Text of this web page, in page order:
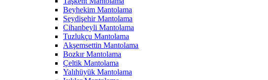
Beyhekim Mantolama
Seydişehir Mantolama
Cihanbeyli Mantolama
Tuzlukçu Mantolama
Akşemsettin Mantolama
Bozkır Mantolama
Çeltik Mantolama
Yalıhüyük Mantolama